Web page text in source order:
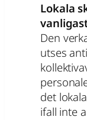
Lokala
Den
utses
det
ifall inte